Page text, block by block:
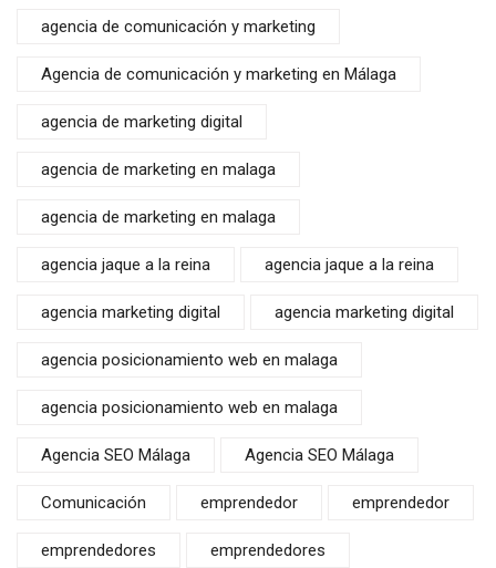
agencia de comunicación y marketing
Agencia de comunicación y marketing en Málaga
agencia de marketing digital
agencia de marketing en malaga
agencia de marketing en malaga
agencia jaque a la reina agencia jaque a la reina
agencia marketing digital agencia marketing digital
agencia posicionamiento web en malaga
agencia posicionamiento web en malaga
Agencia SEO Málaga Agencia SEO Málaga
Comunicación emprendedor emprendedor
emprendedores emprendedores